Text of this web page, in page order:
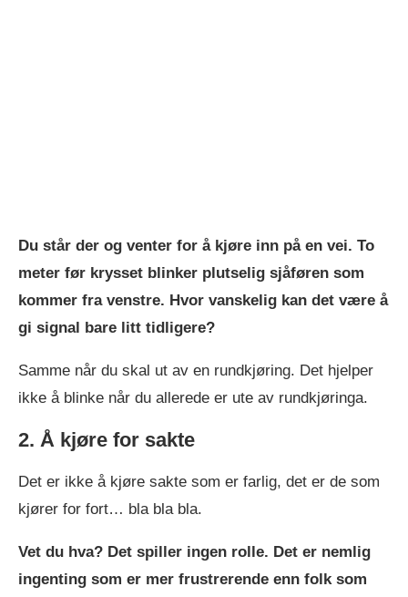
Du står der og venter for å kjøre inn på en vei. To
meter før krysset blinker plutselig sjåføren som
kommer fra venstre. Hvor vanskelig kan det være å
gi signal bare litt tidligere?
Samme når du skal ut av en rundkjøring. Det hjelper
ikke å blinke når du allerede er ute av rundkjøringa.
2. Å kjøre for sakte
Det er ikke å kjøre sakte som er farlig, det er de som
kjører for fort… bla bla bla.
Vet du hva? Det spiller ingen rolle. Det er nemlig
ingenting som er mer frustrerende enn folk som